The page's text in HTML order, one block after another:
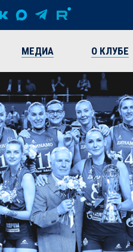
МЕДИА О КЛУБЕ